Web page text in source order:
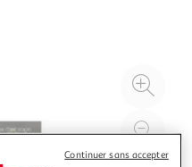
à
Continuer sans accepter